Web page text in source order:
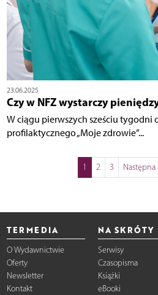
23.06.2025
Czy w NFZ wystarczy
W ciągu pierwszych sześciu tygodni
profilaktycznego „Moje zdrowie”...
1 2 3 Następna
TERMEDIA
O Wydawnictwie
Oferty
Newsletter
Kontakt
NA SKRÓTY
Serwisy
Czasopisma
Książki
eBooki